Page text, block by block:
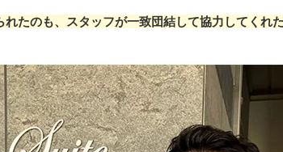
れたのも、スタッフが一致団結して協力してくれ